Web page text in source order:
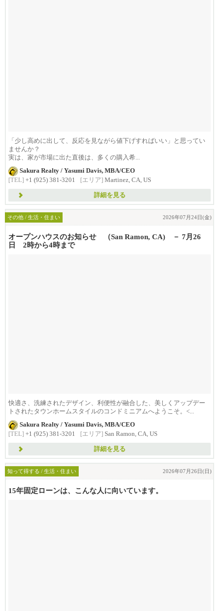
「少し高めに出して、反応を見ながら値下げすればいい」と思ってい
ませんか？
実は、家が市場に出た直後は、多くの購入希...
Sakura Realty / Yasumi Davis, MBA/CEO
[TEL] +1 (925) 381-3201 [エリア] Martinez, CA, US
詳細を見る
その他 / 生活・住まい 2026年07月24日(金)
オープンハウスのお知らせ （San Ramon, CA) － 7月26
日 2時から4時まで
快適さ、洗練されたデザイン、利便性が融合した、美しくアップデー
トされたタウンホームスタイルのコンドミニアムへようこそ。<...
Sakura Realty / Yasumi Davis, MBA/CEO
[TEL] +1 (925) 381-3201 [エリア] San Ramon, CA, US
詳細を見る
知って得する / 生活・住まい 2026年07月26日(日)
15年固定ローンは、こんな人に向いています。